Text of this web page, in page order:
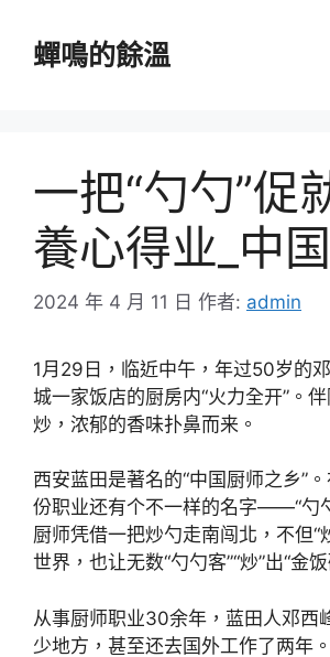
蟬鳴的餘溫
一把“勺勺”促
養心得业_中
2024 年 4 月 11 日 作者: admin
1月29日，临近中午，年过50岁的
城一家饭店的厨房内“火力全开”。
炒，浓郁的香味扑鼻而来。
西安蓝田是著名的“中国厨师之乡”
份职业还有个不一样的名字——“勺
厨师凭借一把炒勺走南闯北，不但“
世界，也让无数“勺勺客”“炒”出“金饭
从事厨师职业30余年，蓝田人邓西
少地方，甚至还去国外工作了两年